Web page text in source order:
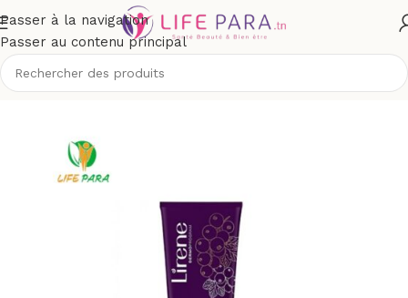
Passer à la navigation
Passer au contenu principal
Accueil/Boutique/Corps/Soins des mains